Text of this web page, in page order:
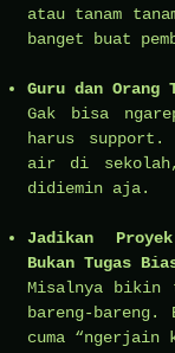
atau tanam
banget buat
Guru dan Orang
Gak bisa
harus support.
air di
didiemin aja.
Jadikan
Bukan Tugas
Misalnya bikin
bareng-
cuma “ngerjain